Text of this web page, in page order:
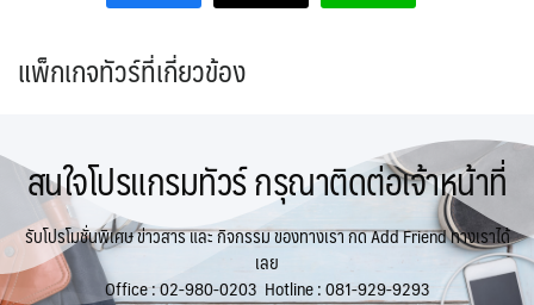
แพ็กเกจทัวร์ที่เกี่ยวข้อง
สนใจโปรแกรมทัวร์ กรุณาติดต่อเจ้าหน้าที่
รับโปรโมชั่นพิเศษ ข่าวสาร และ กิจกรรม ของทางเรา กด Add Friend ทางเราได้
เลย
Office :02-980-0203 Hotline :081-929-9293